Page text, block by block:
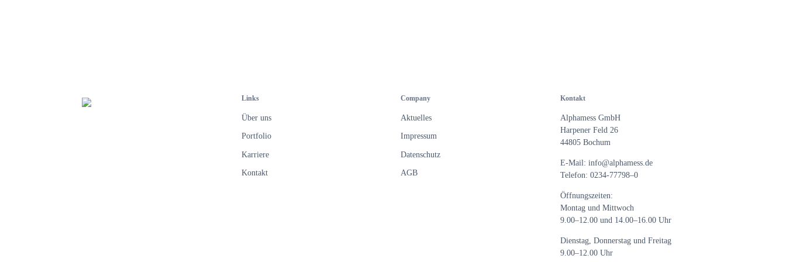
Links
Über uns
Portfolio
Karriere
Kontakt
Company
Aktuelles
Impressum
Datenschutz
AGB
Kontakt
Alphamess GmbH
Harpener Feld 26
44805 Bochum
E-Mail: info@alphamess.de
Telefon: 0234-77798–0
Öffnungszeiten:
Montag und Mittwoch
9.00–12.00 und 14.00–16.00 Uhr
Dienstag, Donnerstag und Freitag
9.00–12.00 Uhr